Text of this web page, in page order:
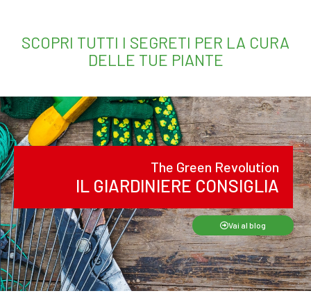
SCOPRI TUTTI I SEGRETI PER LA CURA
DELLE TUE PIANTE
The Green Revolution
IL GIARDINIERE CONSIGLIA
Vai al blog